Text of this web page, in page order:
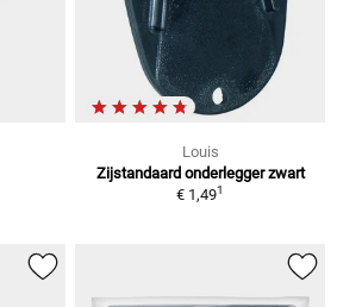
Louis
Zijstandaard onderlegger zwart
€ 1,491